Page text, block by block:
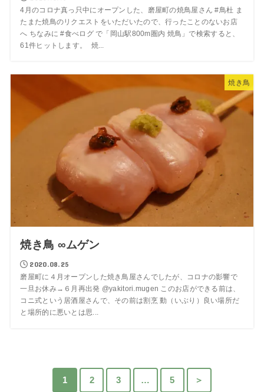
4月のコロナ真っ只中にオープンした、磨屋町の焼鳥屋さん #鳥杜 ま
たまた焼鳥のリクエストをいただいたので、行ったことのないお店
へ ちなみに #食べログ で「岡山駅800m圏内 焼鳥」で検索すると、
61件ヒットします。 焼...
焼き鳥
焼き鳥 ∞ムゲン
2020.08.25
磨屋町に４月オープンした焼き鳥屋さんでしたが、コロナの影響で
一旦お休み→６月再出発 @yakitori.mugen このお店ができる前は、
コニ式という居酒屋さんで、その前は割烹 動（いぶり）良い場所だ
と場所的に悪いとは思...
1 2 3 … 5 ＞